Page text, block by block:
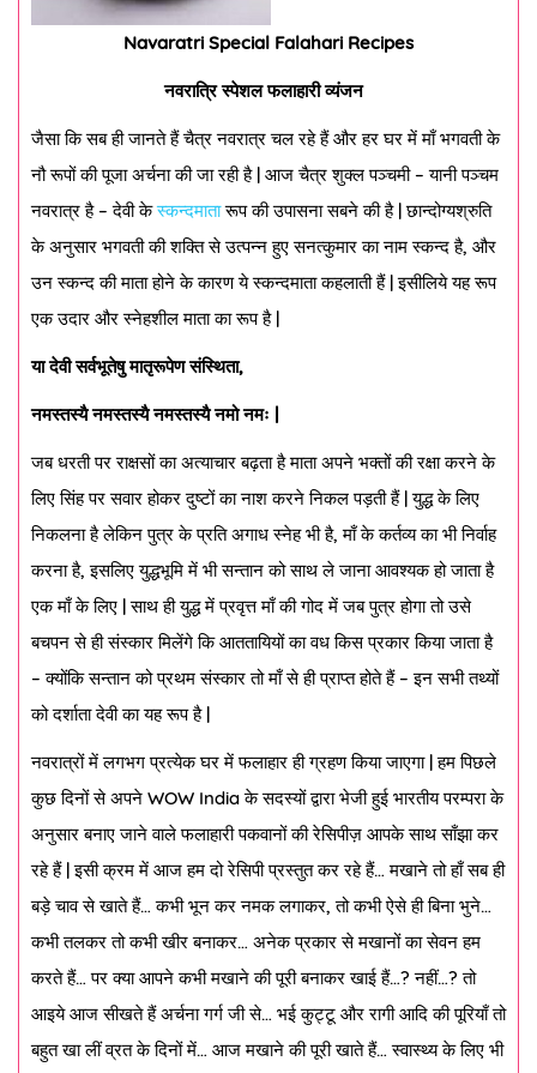
Navaratri Special Falahari Recipes
नवरात्रि स्पेशल फलाहारी व्यंजन
जैसा कि सब ही जानते हैं चैत्र नवरात्र चल रहे हैं और हर घर में माँ भगवती के
नौ रूपों की पूजा अर्चना की जा रही है | आज चैत्र शुक्ल पञ्चमी – यानी पञ्चम
नवरात्र है – देवी केस्कन्दमातारूप की उपासना सबने की है | छान्दोग्यश्रुति
के अनुसार भगवती की शक्ति से उत्पन्न हुए सनत्कुमार का नाम स्कन्द है, और
उन स्कन्द की माता होने के कारण ये स्कन्दमाता कहलाती हैं | इसीलिये यह रूप
एक उदार और स्नेहशील माता का रूप है |
या देवी सर्वभूतेषु मातृरूपेण संस्थिता,
नमस्तस्यै नमस्तस्यै नमस्तस्यै नमो नमः |
जब धरती पर राक्षसों का अत्याचार बढ़ता है माता अपने भक्तों की रक्षा करने के
लिए सिंह पर सवार होकर दुष्टों का नाश करने निकल पड़ती हैं | युद्ध के लिए
निकलना है लेकिन पुत्र के प्रति अगाध स्नेह भी है, माँ के कर्तव्य का भी निर्वाह
करना है, इसलिए युद्धभूमि में भी सन्तान को साथ ले जाना आवश्यक हो जाता है
एक माँ के लिए | साथ ही युद्ध में प्रवृत्त माँ की गोद में जब पुत्र होगा तो उसे
बचपन से ही संस्कार मिलेंगे कि आततायियों का वध किस प्रकार किया जाता है
– क्योंकि सन्तान को प्रथम संस्कार तो माँ से ही प्राप्त होते हैं – इन सभी तथ्यों
को दर्शाता देवी का यह रूप है |
नवरात्रों में लगभग प्रत्येक घर में फलाहार ही ग्रहण किया जाएगा | हम पिछले
कुछ दिनों से अपने WOW India के सदस्यों द्वारा भेजी हुई भारतीय परम्परा के
अनुसार बनाए जाने वाले फलाहारी पकवानों की रेसिपीज़ आपके साथ साँझा कर
रहे हैं | इसी क्रम में आज हम दो रेसिपी प्रस्तुत कर रहे हैं… मखाने तो हाँ सब ही
बड़े चाव से खाते हैं… कभी भून कर नमक लगाकर, तो कभी ऐसे ही बिना भुने…
कभी तलकर तो कभी खीर बनाकर… अनेक प्रकार से मखानों का सेवन हम
करते हैं… पर क्या आपने कभी मखाने की पूरी बनाकर खाई हैं…? नहीं…? तो
आइये आज सीखते हैं अर्चना गर्ग जी से… भई कुट्टू और रागी आदि की पूरियाँ तो
बहुत खा लीं व्रत के दिनों में… आज मखाने की पूरी खाते हैं… स्वास्थ्य के लिए भी